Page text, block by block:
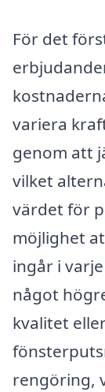
För det
variera
genom att
vilket
värdet för
möjlighet
ingår i
något
kvalitet
rengöring,